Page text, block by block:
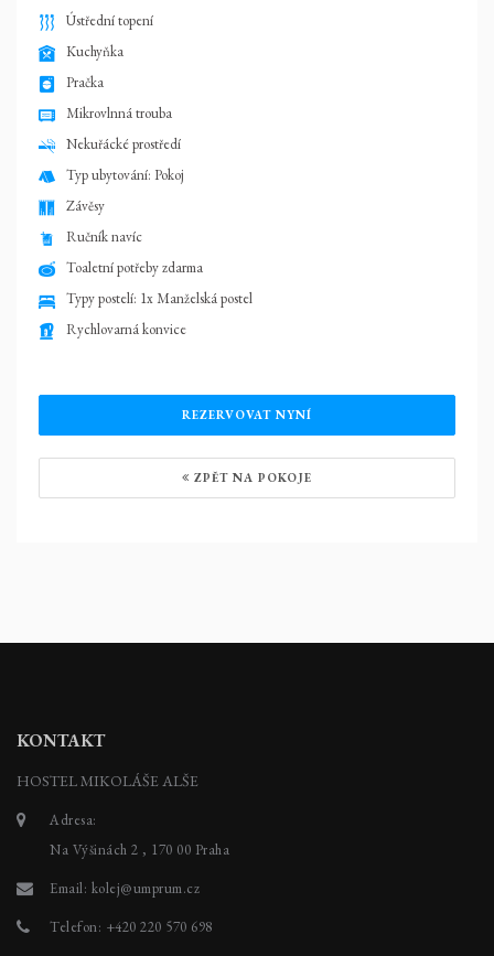
Ústřední topení
Kuchyňka
Pračka
Mikrovlnná trouba
Nekuřácké prostředí
Typ ubytování: Pokoj
Závěsy
Ručník navíc
Toaletní potřeby zdarma
Typy postelí: 1x Manželská postel
Rychlovarná konvice
REZERVOVAT NYNÍ
ZPĚT NA POKOJE
KONTAKT
HOSTEL MIKOLÁŠE ALŠE
Adresa:
Na Výšinách 2 , 170 00 Praha
Email: kolej@umprum.cz
Telefon: +420 220 570 698